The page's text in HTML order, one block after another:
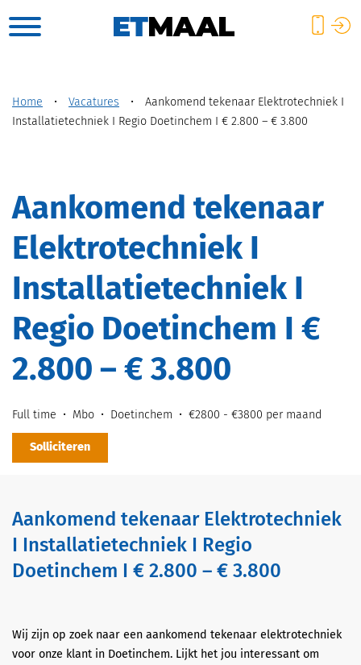
Home • Vacatures •
Aankomend tekenaar Elektrotechniek I
Installatietechniek I Regio Doetinchem I € 2.800 – € 3.800
Aankomend tekenaar
Elektrotechniek I
Installatietechniek I
Regio Doetinchem I €
2.800 – € 3.800
Full time Mbo Doetinchem €2800 - €3800 per maand
Solliciteren
Aankomend tekenaar Elektrotechniek
I Installatietechniek I Regio
Doetinchem I € 2.800 – € 3.800
Wij zijn op zoek naar een aankomend tekenaar elektrotechniek
voor onze klant in Doetinchem. Lijkt het jou interessant om